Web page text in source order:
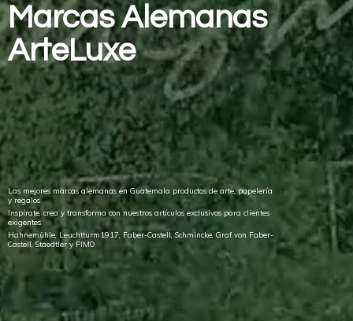
MarcasAlemanas
ArteLuxe
Las mejores marcas alemanas en Guatemala productos de arte, papelería
y regalos
Inspírate, crea y transforma con nuestros artículos exclusivos para clientes
exigentes
Hahnemühle, Leuchtturm1917, Faber-Castell, Schmincke, Graf von Faber-
Castell, Staedtler y FIMO